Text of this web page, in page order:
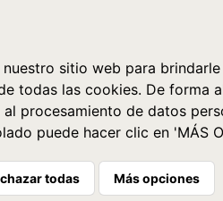
sitio web para
todas las cookies. De forma
procesamiento de datos
puede hacer clic en 'MÁS
todas Más opciones